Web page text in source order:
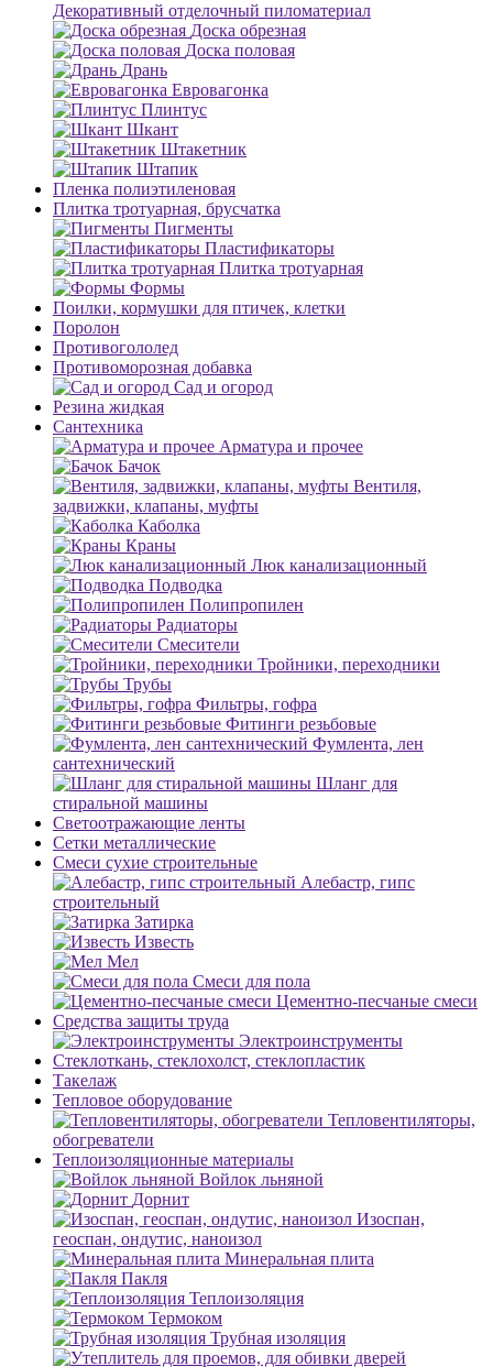
Декоративный отделочный пиломатериал
Доска обрезная
Доска половая
Дрань
Евровагонка
Плинтус
Шкант
Штакетник
Штапик
Пленка полиэтиленовая
Плитка тротуарная, брусчатка
Пигменты
Пластификаторы
Плитка тротуарная
Формы
Поилки, кормушки для птичек, клетки
Поролон
Противогололед
Противоморозная добавка
Сад и огород
Резина жидкая
Сантехника
Арматура и прочее
Бачок
Вентиля,
задвижки, клапаны, муфты
Каболка
Краны
Люк канализационный
Подводка
Полипропилен
Радиаторы
Смесители
Тройники, переходники
Трубы
Фильтры, гофра
Фитинги резьбовые
Фумлента, лен
сантехнический
Шланг для
стиральной машины
Светоотражающие ленты
Сетки металлические
Смеси сухие строительные
Алебастр, гипс
строительный
Затирка
Известь
Мел
Смеси для пола
Цементно-песчаные смеси
Средства защиты труда
Электроинструменты
Стеклоткань, стеклохолст, стеклопластик
Такелаж
Тепловое оборудование
Тепловентиляторы,
обогреватели
Теплоизоляционные материалы
Войлок льняной
Дорнит
Изоспан,
геоспан, ондутис, наноизол
Минеральная плита
Пакля
Теплоизоляция
Термоком
Трубная изоляция